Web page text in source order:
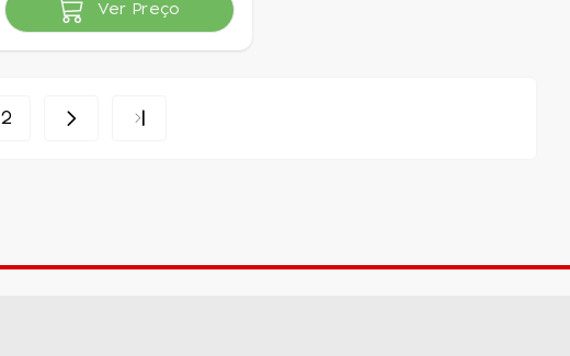
Indisponível
Ver Preço
2